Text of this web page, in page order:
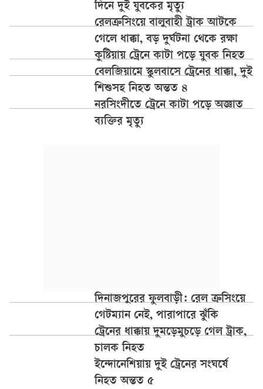
দিনে দুই যুবকের মৃত্যু
রেলক্রসিংয়ে বালুবাহী ট্রাক আটকে
গেলে ধাক্কা, বড় দুর্ঘটনা থেকে রক্ষা
কুষ্টিয়ায় ট্রেনে কাটা পড়ে যুবক নিহত
বেলজিয়ামে স্কুলবাসে ট্রেনের ধাক্কা, দুই
শিশুসহ নিহত অন্তত ৪
নরসিংদীতে ট্রেনে কাটা পড়ে অজ্ঞাত
ব্যক্তির মৃত্যু
দিনাজপুরের ফুলবাড়ী: রেল ক্রসিংয়ে
গেটম্যান নেই, পারাপারে ঝুঁকি
ট্রেনের ধাক্কায় দুমড়েমুচড়ে গেল ট্রাক,
চালক নিহত
ইন্দোনেশিয়ায় দুই ট্রেনের সংঘর্ষে
নিহত অন্তত ৫